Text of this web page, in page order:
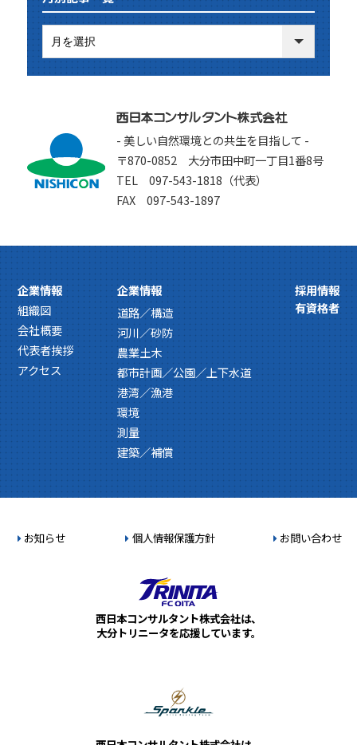
- 美しい自然環境との共生を目指して -
〒870-0852 大分市田中町一丁目1番8号
TEL 097-543-1818（代表）
FAX 097-543-1897
企業情報
組織図
会社概要
代表者挨拶
アクセス
企業情報
道路／構造
河川／砂防
農業土木
都市計画／公園／上下水道
港湾／漁港
環境
測量
建築／補償
採用情報
有資格者
お知らせ 個人情報保護方針 お問い合わせ
西日本コンサルタント株式会社は、
大分トリニータを応援しています。